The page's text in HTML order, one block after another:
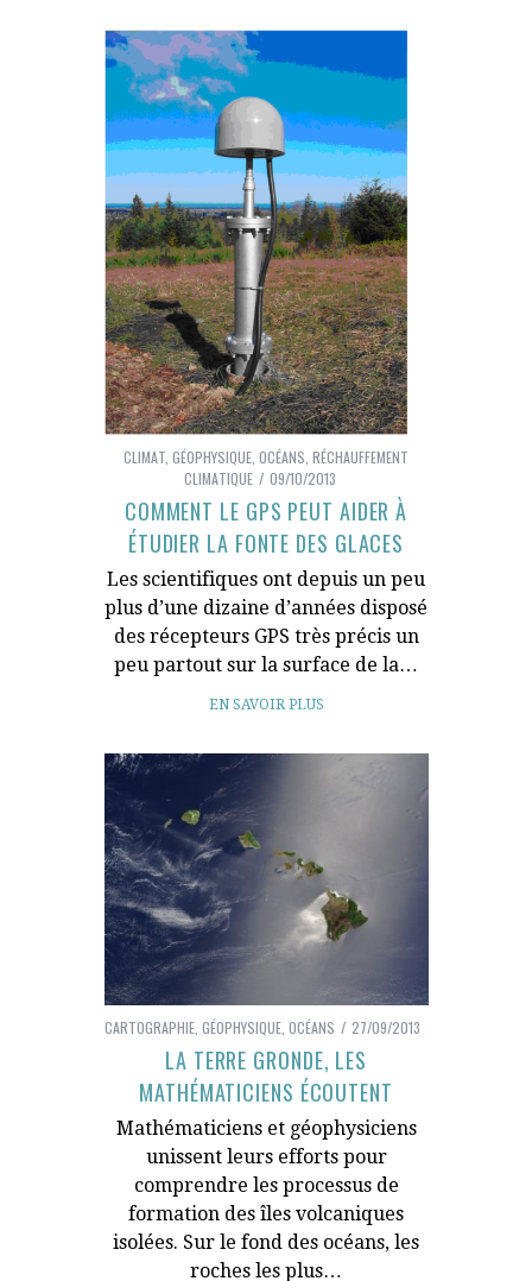
CLIMAT GÉOPHYSIQUE OCÉANS RÉCHAUFFEMENT
CLIMATIQUE
09/10/2013
COMMENT LE GPS PEUT AIDER À
ÉTUDIER LA FONTE DES GLACES
Les scientifiques ont depuis un peu
plus d’une dizaine d’années disposé
des récepteurs GPS très précis un
peu partout sur la surface de la…
EN SAVOIR PLUS
CARTOGRAPHIE, GÉOPHYSIQUE, OCÉANS 27/09/2013
LA TERRE GRONDE, LES
MATHÉMATICIENS ÉCOUTENT
Mathématiciens et géophysiciens
unissent leurs efforts pour
comprendre les processus de
formation des îles volcaniques
isolées. Sur le fond des océans, les
roches les plus…